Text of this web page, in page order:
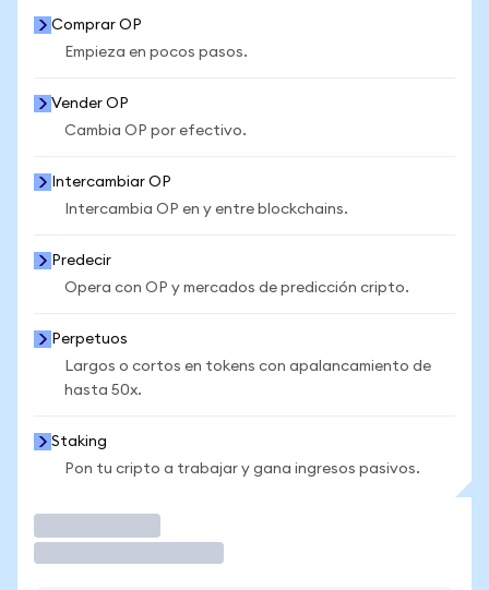
Comprar OP
Empieza en pocos pasos.
Vender OP
Cambia OP por efectivo.
Intercambiar OP
Intercambia OP en y entre blockchains.
Predecir
Opera con OP y mercados de predicción cripto.
Perpetuos
Largos o cortos en tokens con apalancamiento de
hasta 50x.
Staking
Pon tu cripto a trabajar y gana ingresos pasivos.